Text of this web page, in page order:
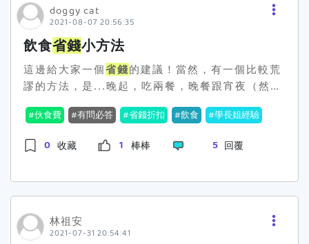
於自己個人的健康。 再來是記帳，我個人
無論做任何的花費，都會記到手機裡的APP，在吃
的方面也是一樣，每點一樣餐店就記一項，把所有
花費都鉅細靡遺地寫下來，最後就可以很清楚的知
道可以從哪些方向省錢，並不失健康。 最
後一個方法是自己做，如果你住的地方有冰箱以及
簡單的廚具，那我建議可以每天的早餐自己做，像
我的早餐就都是水煮蛋、燕麥以及水果，這個組合
大約25元就可以解決了，而且有水煮蛋的加入，蛋
省錢，請不要傷害到自己最後的生活品質。
三件涉及獨特的衣服喔。(但要注意恐怖的銷售阿
姨跟你搭話)3.自助餐一餐的自助餐在非尖峰時
段，會降秤重的斤價，讓你夾多多的菜、付少少的
錢，適合不喜吃單一菜色、追求均衡又想
人。(記得菜上的油多少瀝點，不要秤重時一堆油
水) 以上不專業 省錢技巧，最初階最耳熟能量的那
種。 以下靜待好心人補充了，謝謝各位。
doggy cat
2021-08-07 20:56:35
飲食省錢小方法
這邊給大家一個省錢的建議！當然，有一個比較荒
謬的方法，是...晚起，吃兩餐，晚餐跟宵夜（然後
想法！如果要省錢 ，可以自己煮。第一個是買一些
菜、蛋，然後配泡麵或是快煮包（這樣煮起來快速
且便宜，認真買泡麵配真的很好吃，你會覺得很豐
地直送很重要喔，因為可以減少其中被剝削的成
啊、冰箱啊等器材，比較花錢＆空間（且需要空間
使用上允許，所以...有些困難）第三個就是「自助
伙食費 有問必答 省錢折扣 飲食 學長姐經驗
0 收藏 1 棒棒 5 回覆
林祖安
2021-07-31 20:54:41